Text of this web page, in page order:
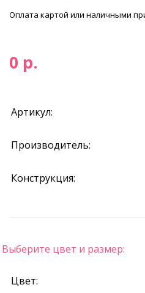
Оплата картой или наличными
0 р.
Артикул:
Производитель:
Конструкция:
Выберите цвет и размер:
Цвет: